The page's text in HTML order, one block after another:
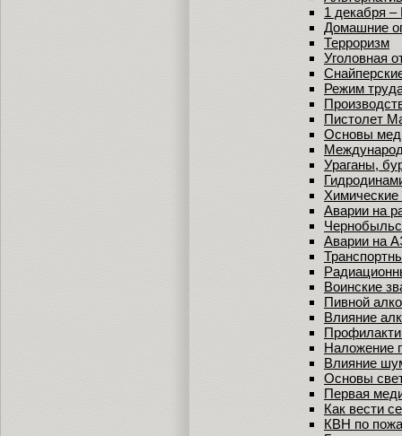
1 декабря
Домашние
Терроризм
Уголовная
Режим
Пистолет
Основы
Ураганы,
Химические
Аварии на
Аварии на
Воинские
Пивной
Влияние
Наложение
Влияние
Основы
Первая
Как вести
КВН по